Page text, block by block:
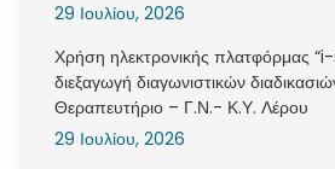
29 Ιουλίου, 2026
Χρήση ηλεκτρονικής πλατφόρμας
διεξαγωγή διαγωνιστικών
Θεραπευτήριο – Γ.Ν.- Κ.Υ. Λέρου
29 Ιουλίου, 2026